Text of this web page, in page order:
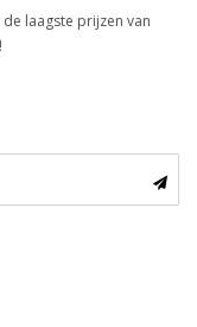
laagste prijzen van